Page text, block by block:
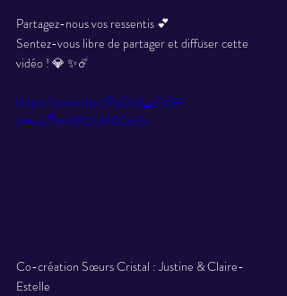
Partagez-nous vos ressentis 💕
Sentez-vous libre de partager et diffuser cette
vidéo ! 💎 ✨☄️
https://youtu.be/JPqOo6_yD48?
si=yuL7nmSKCuMROw2s
Co-création Sœurs Cristal : Justine & Claire-
Estelle